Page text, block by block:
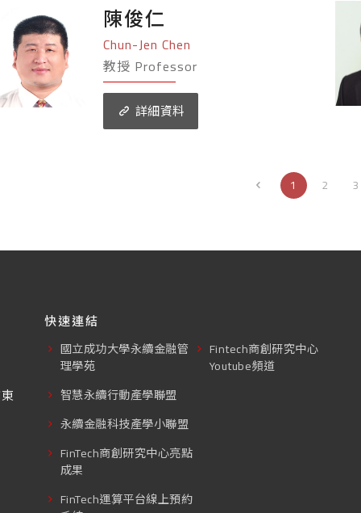
陳俊仁
Chun-Jen Chen
教授 Professor
詳細資料
1 2 3
快速連結
國立成功大學永續金融管
理學苑
智慧永續行動產學聯盟
永續金融科技產學小聯盟
FinTech商創研究中心亮點
成果
FinTech運算平台線上預約
Fintech商創研究中心
Youtube頻道